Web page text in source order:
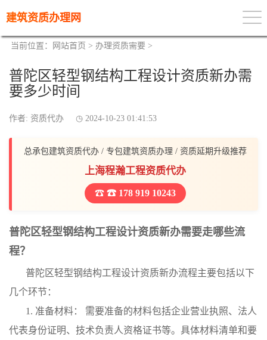
建筑资质办理网
当前位置： 网站首页 > 办理资质需要 >
普陀区轻型钢结构工程设计资质新办需
要多少时间
作者: 资质代办 2024-10-23 01:41:53
总承包建筑资质代办 / 专包建筑资质办理 / 资质延期升级推荐
上海程瀚工程资质代办
☎ 178 919 10243
普陀区轻型钢结构工程设计资质新办需要走哪些流
程？
普陀区轻型钢结构工程设计资质新办流程主要包括以下
几个环节：
1. 准备材料： 需要准备的材料包括企业营业执照、法人
代表身份证明、技术负责人资格证书等。具体材料清单和要